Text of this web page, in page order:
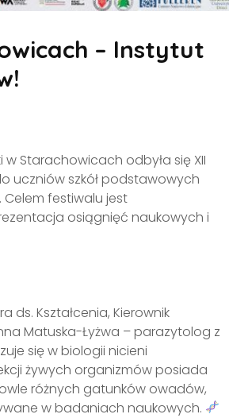
– Instytut
w Starachowicach odbyła się XII
uczniów szkół podstawowych
festiwalu jest
osiągnięć naukowych i
ds. Kształcenia, Kierownik
Matuska-Łyżwa – parazytolog z
się w biologii nicieni
żywych organizmów posiada
różnych gatunków owadów,
w badaniach naukowych.